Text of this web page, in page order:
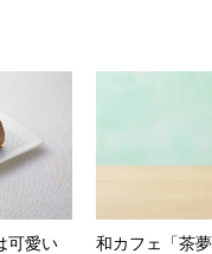
可愛い
和カフェ「茶